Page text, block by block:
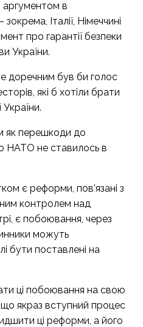
аргументом в
Італії, Німеччині
про гарантії безпеки
України.
доречним був би голос
які б хотіли брати
України.
як перешкоди до
НАТО не ставилось в
є реформи, пов’язані з
контролем над
є побоювання, через
можуть
бути поставлені на
ці побоювання на свою
якраз вступний процес
ці реформи, а його